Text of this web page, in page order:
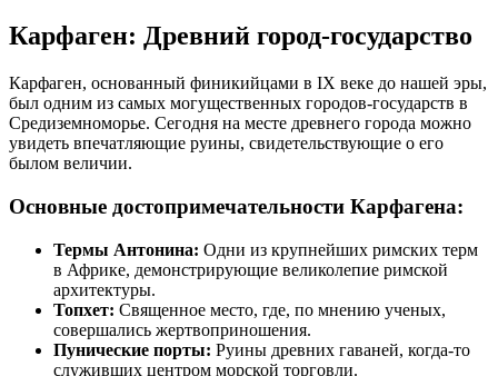
Карфаген: Древний город-государство
Карфаген, основанный финикийцами в IX веке до нашей эры,
был одним из самых могущественных городов-государств в
Средиземноморье. Сегодня на месте древнего города можно
увидеть впечатляющие руины, свидетельствующие о его
былом величии.
Основные достопримечательности Карфагена:
Термы Антонина: Одни из крупнейших римских терм
в Африке, демонстрирующие великолепие римской
архитектуры.
Топхет: Священное место, где, по мнению ученых,
совершались жертвоприношения.
Пунические порты: Руины древних гаваней, когда-то
служивших центром морской торговли.